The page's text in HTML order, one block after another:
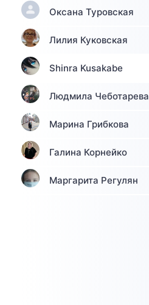
Оксана Туровская
Лилия Куковская
Shinra Kusakabe
Людмила Чеботарева
Марина Грибкова
Галина Корнейко
Маргарита Регулян